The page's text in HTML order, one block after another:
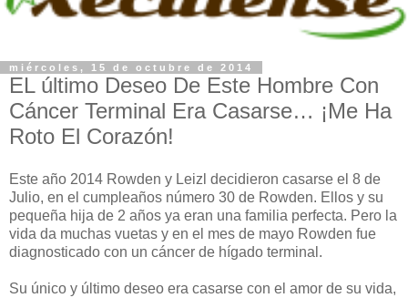
miércoles, 15 de octubre de 2014
EL último Deseo De Este Hombre Con
Cáncer Terminal Era Casarse… ¡Me Ha
Roto El Corazón!
Este año 2014 Rowden y Leizl decidieron casarse el 8 de
Julio, en el cumpleaños número 30 de Rowden. Ellos y su
pequeña hija de 2 años ya eran una familia perfecta. Pero la
vida da muchas vuetas y en el mes de mayo Rowden fue
diagnosticado con un cáncer de hígado terminal.
Su único y último deseo era casarse con el amor de su vida,